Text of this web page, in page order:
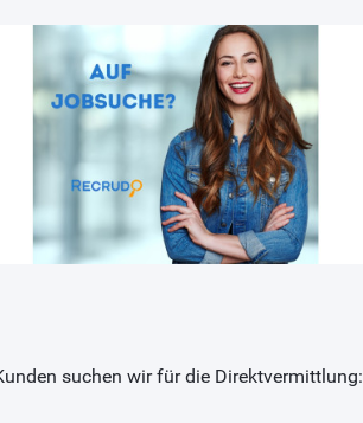
suchen wir für die Direktvermittlung: